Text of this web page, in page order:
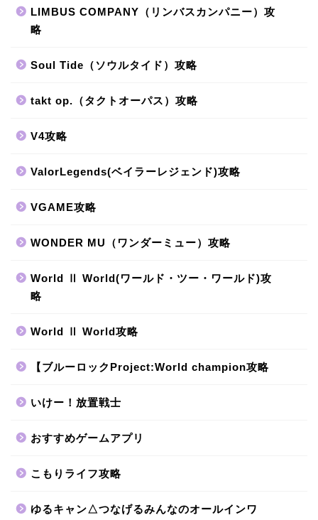
LIMBUS COMPANY（リンバスカンパニー）攻
略
Soul Tide（ソウルタイド）攻略
takt op.（タクトオーパス）攻略
V4攻略
ValorLegends(ベイラーレジェンド)攻略
VGAME攻略
WONDER MU（ワンダーミュー）攻略
World Ⅱ World(ワールド・ツー・ワールド)攻
略
World Ⅱ World攻略
【ブルーロックProject:World champion攻略
いけー！放置戦士
おすすめゲームアプリ
こもりライフ攻略
ゆるキャン△つなげるみんなのオールインワ